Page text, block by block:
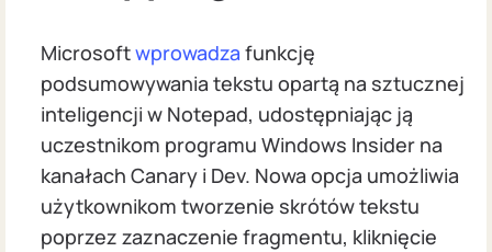
Microsoftwprowadza funkcję
podsumowywania tekstu opartą na sztucznej
inteligencji w Notepad, udostępniając ją
uczestnikom programu Windows Insider na
kanałach Canary i Dev. Nowa opcja umożliwia
użytkownikom tworzenie skrótów tekstu
poprzez zaznaczenie fragmentu, kliknięcie